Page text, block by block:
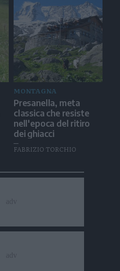
MONTAGNA
Presanella, meta
classica che resiste
nell'epoca del ritiro
dei ghiacci
FABRIZIO TORCHIO